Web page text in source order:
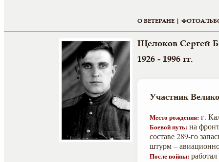
О ВЕТЕРАНЕ |
Щелоков Сергей
1926 - 1996 гг.
Участник
Место рождения: г.
Боевой путь: на
составе 289-го
штурм –
После войны: